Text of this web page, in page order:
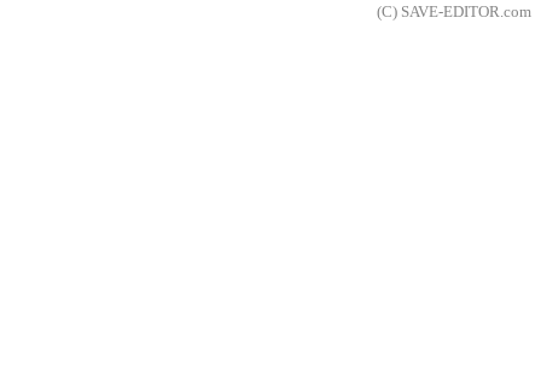
(C) SAVE-EDITOR.com